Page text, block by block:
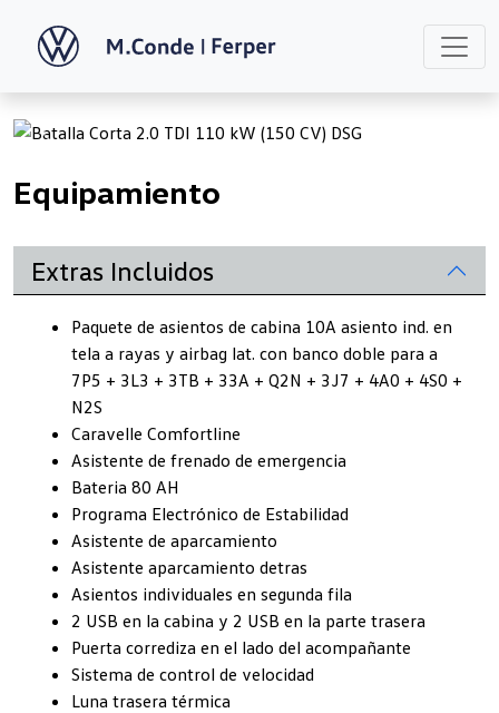
Previous
Equipamiento
Extras Incluidos
Paquete de asientos de cabina 10A asiento ind. en
tela a rayas y airbag lat. con banco doble para a
7P5 + 3L3 + 3TB + 33A + Q2N + 3J7 + 4A0 + 4S0 +
N2S
Caravelle Comfortline
Asistente de frenado de emergencia
Bateria 80 AH
Programa Electrónico de Estabilidad
Asistente de aparcamiento
Asistente aparcamiento detras
Asientos individuales en segunda fila
2 USB en la cabina y 2 USB en la parte trasera
Puerta corrediza en el lado del acompañante
Sistema de control de velocidad
Luna trasera térmica